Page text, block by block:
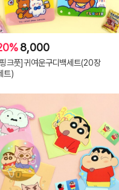
8,000
크풋]귀여운구디백세트(20장
트)